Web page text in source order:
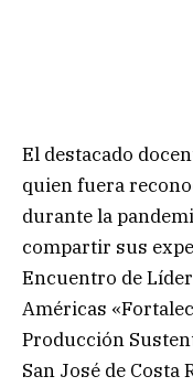
El destacado
quien fuera
durante la
compartir sus
Encuentro de
Américas
Producción
San José de Costa